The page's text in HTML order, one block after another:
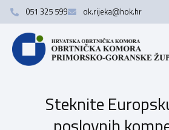
051 325 599 ok.rijeka@hok.hr
Steknite